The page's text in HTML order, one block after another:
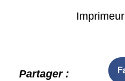
Partager :